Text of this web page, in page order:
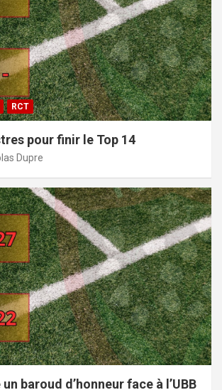
RCT
pour finir le Top 14
Dupre
baroud d’honneur face à l’UBB